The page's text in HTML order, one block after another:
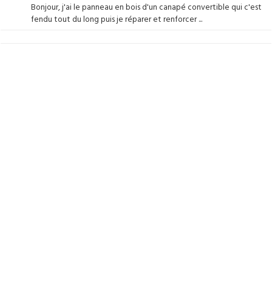
Bonjour, j'ai le panneau en bois d'un canapé convertible qui c'est
fendu tout du long puis je réparer et renforcer ...